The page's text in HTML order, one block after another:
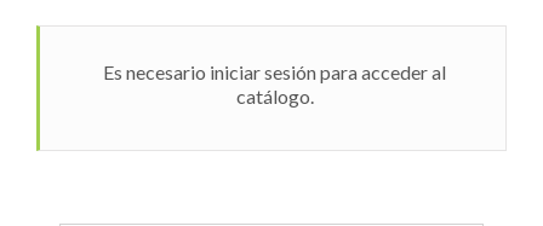
Es necesario iniciar sesión para acceder al
catálogo.